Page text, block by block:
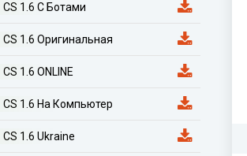
CS 1.6 С Ботами
CS 1.6 Оригинальная
CS 1.6 ONLINE
CS 1.6 На Компьютер
CS 1.6 Ukraine